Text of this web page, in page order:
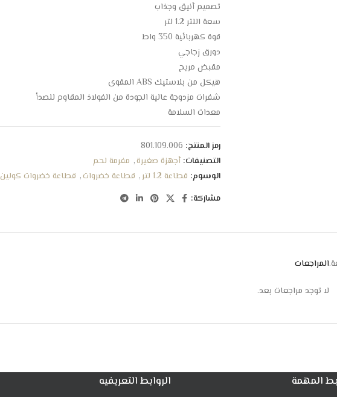
تصميم أنيق وجذاب
سعة اللتر 1.2 لتر
قوة كهربائية 350 واط
دورق زجاجي
مقبض مريح
هيكل من بلاستيك ABS المقوى
شفرات مزدوجة عالية الجودة من الفولاذ المقاوم للصدأ
معدات السلامة
حامل الشفرات
تقطيع فعال
قاعدة سفلية مطاطية مانعة للانزلاق
سهولة التنظيف والنقل والتخزين والفك والتركيب
رمز المنتج: 801.109.006
التصنيفات: أجهزة صغيرة, مفرمة لحم
الوسوم: قطاعة 1.2 لتر , قطاعة خضروات, قطاعة خضروات كولين
مشاركة:
المراجعات
لا توجد مراجعات بعد.
المهمة الروابط التعريفيه